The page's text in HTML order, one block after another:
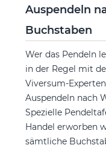
Auspendeln
Buchstaben
Wer das Pendeln
in der Regel mit
Viversum-
Auspendeln nach
Spezielle
Handel erworben
sämtliche